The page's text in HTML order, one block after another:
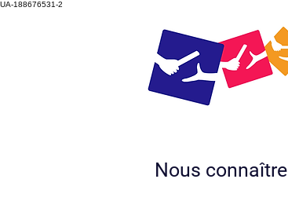
UA-188676531-2
Nous connaître